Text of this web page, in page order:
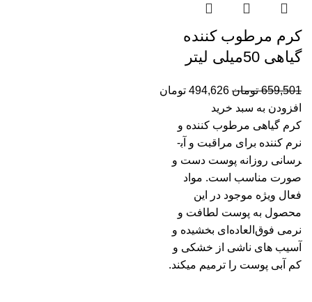
کرم مرطوب کننده
گیاهی 50میلی لیتر
659,501 تومان 494,626 تومان
افزودن به سبد خرید
کرم گیاهی مرطوب کننده و
نرم کننده برای مراقبت و آب­
رسانی روزانه پوست دست و
صورت مناسب است. مواد
فعال ویژه موجود در این
محصول به پوست لطافت و
نرمی فوق‌العاده‌ای بخشیده و
آسیب­ های ناشی از خشکی و
کم‌ آبی پوست را ترمیم می­کند.